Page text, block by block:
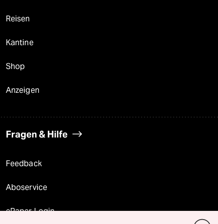
Reisen
Kantine
Shop
Anzeigen
Fragen & Hilfe
Feedback
Aboservice
ePaper Login